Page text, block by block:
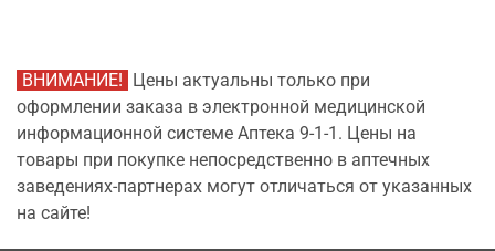
ВНИМАНИЕ!
Цены актуальны только при
оформлении заказа в электронной медицинской
информационной системе Аптека 9-1-1. Цены на
товары при покупке непосредственно в аптечных
заведениях-партнерах могут отличаться от указанных
на сайте!